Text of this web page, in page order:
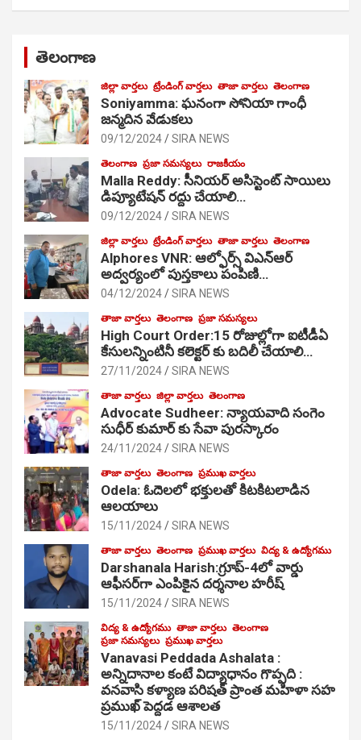
తెలంగాణ
జిల్లా వార్తలు ట్రేండింగ్ వార్తలు తాజా వార్తలు తెలంగాణ
Soniyamma: ఘ‌నంగా సోనియా గాంధీ
జ‌న్మ‌దిన వేడుక‌లు
09/12/2024 SIRA NEWS
తెలంగాణ ప్రజా సమస్యలు రాజకీయం
Malla Reddy: సీనియర్ అసిస్టెంట్ సాయిలు
డిప్యూటేషన్ రద్దు చేయాలి…
09/12/2024 SIRA NEWS
జిల్లా వార్తలు ట్రేండింగ్ వార్తలు తాజా వార్తలు తెలంగాణ
Alphores VNR: ఆల్ఫోర్స్ విఎన్ఆర్
అద్వర్యంలో పుస్తకాలు పంపిణి…
04/12/2024 SIRA NEWS
తాజా వార్తలు తెలంగాణ ప్రజా సమస్యలు
High Court Order:15 రోజుల్లోగా ఐటీడీఏ
కేసులన్నింటినీ కలెక్టర్ కు బదిలీ చేయాలి…
27/11/2024 SIRA NEWS
తాజా వార్తలు జిల్లా వార్తలు తెలంగాణ
Advocate Sudheer: న్యాయవాది సంగెం
సుధీర్ కుమార్ కు సేవా పురస్కారం
24/11/2024 SIRA NEWS
తాజా వార్తలు తెలంగాణ ప్రముఖ వార్తలు
Odela: ఓదెల‌లో భక్తులతో కిటకిటలాడిన
ఆల‌యాలు
15/11/2024 SIRA NEWS
తాజా వార్తలు తెలంగాణ ప్రముఖ వార్తలు విద్య & ఉద్యోగము
Darshanala Harish:గ్రూప్-4లో వార్డు
ఆఫీసర్‌గా ఎంపికైన దర్శనాల హరీష్
15/11/2024 SIRA NEWS
విద్య & ఉద్యోగము తాజా వార్తలు తెలంగాణ
ప్రజా సమస్యలు ప్రముఖ వార్తలు
Vanavasi Peddada Ashalata :
అన్నిదానాల కంటే విద్యాధానం గొప్పది :
వనవాసి కళ్యాణ పరిషత్ ప్రాంత మహిళా సహ
ప్రముఖ్ పెద్దడ ఆశాలత
15/11/2024 SIRA NEWS